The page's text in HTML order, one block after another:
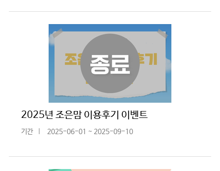
2025년 조은맘 이용후기 이벤트
기간 2025-06-01 ~ 2025-09-10